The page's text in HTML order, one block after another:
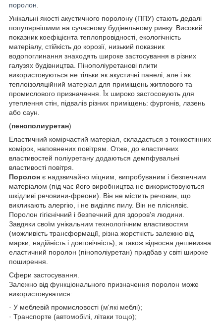
поролон
Унікальні якості акустичного поролону (ППУ) стають дедалі
популярнішими на сучасному будівельному ринку. Високий
показник коефіцієнта теплопровідності, екологічність
матеріалу, стійкість до корозії, низький показник
водопоглинання знаходять широке застосування в різних
галузях будівництва. Пінополіуретанові плити
використовуються не тільки як акустичні панелі, але і як
теплоізоляційний матеріал для приміщень житлового та
промислового призначення. Їх широко застосовують для
утеплення стін, підвалів різних приміщень: фургонів, лазень
або саун.
(пенополиуретан)
Еластичний комірчастий матеріал, складається з тонкостінних
комірок, наповнених повітрям. Отже, до еластичних
властивостей поліуретану додаються демпфувальні
властивості повітря.
Поролон є надзвичайно міцним, випробуваним і безпечним
матеріалом (під час його виробництва не використовуються
шкідливі речовини-фреони). Він не містить речовин, що
викликають алергію, і не виділяє пилу. Він не пліснявіє.
Поролон гігієнічний і безпечний для здоров'я людини.
Завдяки своїм унікальним технологічним властивостям
(можливість трансформації, різна жорсткість залежно від
марки, надійність і довговічність), а також відносна дешевизна
еластичний поролон (пінополіуретан) придбав у світі широке
поширення.
Сфери застосування.
Залежно від функціонального призначення поролон може
використовуватися:
· У меблевій промисловості (м'які меблі);
· Транспорте (автомобілі, літаки тощо);